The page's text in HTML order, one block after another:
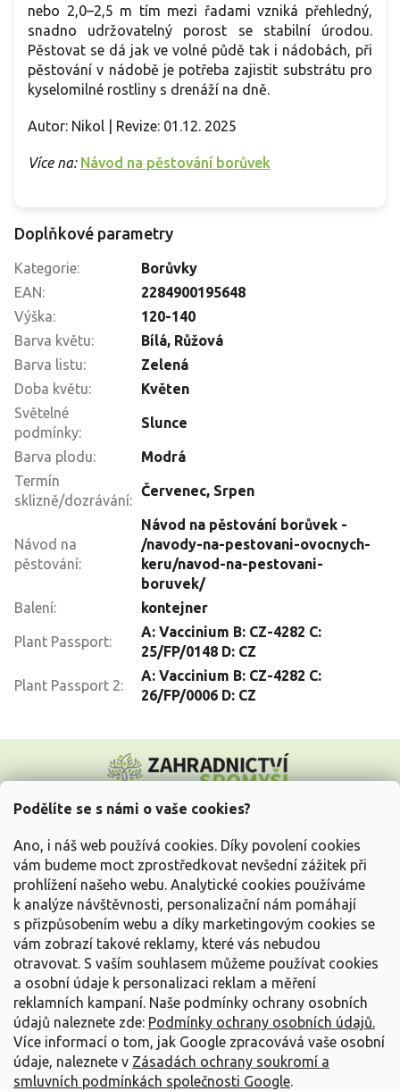
Podělíte se s námi o vaše cookies?
Ano, i náš web používá cookies. Díky povolení cookies
vám budeme moct zprostředkovat nevšední zážitek při
prohlížení našeho webu. Analytické cookies používáme
k analýze návštěvnosti, personalizační nám pomáhají
s přizpůsobením webu a díky marketingovým cookies se
vám zobrazí takové reklamy, které vás nebudou
otravovat. S vaším souhlasem můžeme používat cookies
a osobní údaje k personalizaci reklam a měření
reklamních kampaní. Naše podmínky ochrany osobních
údajů naleznete zde: Podmínky ochrany osobních údajů.
Více informací o tom, jak Google zpracovává vaše osobní
údaje, naleznete v Zásadách ochrany soukromí a
smluvních podmínkách společnosti Google.
nebo 2,0–2,5 m tím mezi řadami vzniká přehledný,
snadno udržovatelný porost se stabilní úrodou.
Pěstovat se dá jak ve volné půdě tak i nádobách, při
pěstování v nádobě je potřeba zajistit substrátu pro
kyselomilné rostliny s drenáží na dně.
Autor: Nikol | Revize: 01.12. 2025
Více na: Návod na pěstování borůvek
Doplňkové parametry
Kategorie:
Borůvky
EAN:
2284900195648
Výška:
120-140
Barva květu:
Bílá, Růžová
Barva listu:
Zelená
Doba květu:
Květen
Světelné
podmínky:
Slunce
Barva plodu:
Modrá
Termín
sklizně/dozrávání:
Červenec, Srpen
Návod na
pěstování:
Návod na pěstování borůvek -
/navody-na-pestovani-ovocnych-
keru/navod-na-pestovani-
boruvek/
Balení: kontejner
Plant Passport:
A: Vaccinium B: CZ-4282 C:
25/FP/0148 D: CZ
Plant Passport 2:
A: Vaccinium B: CZ-4282 C:
26/FP/0006 D: CZ
p
Vše o nákupu
Informace pro Vás
Kontakujte nás